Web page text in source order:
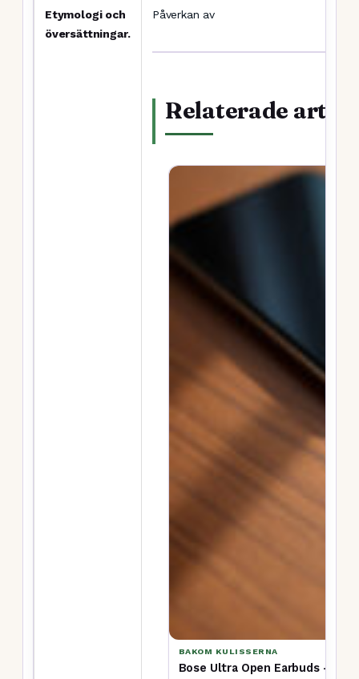
Etymologi och
översättningar.
Påverkan av
Relaterade
BAKOM KULISSERNA
Bose Ultra Open Earbuds –